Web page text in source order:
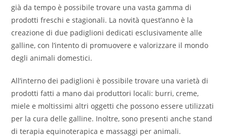
già da tempo è possibile trovare una vasta gamma di
prodotti freschi e stagionali. La novità quest’anno è la
creazione di due padiglioni dedicati esclusivamente alle
galline, con l’intento di promuovere e valorizzare il mondo
degli animali domestici.
All’interno dei padiglioni è possibile trovare una varietà di
prodotti fatti a mano dai produttori locali: burri, creme,
miele e moltissimi altri oggetti che possono essere utilizzati
per la cura delle galline. Inoltre, sono presenti anche stand
di terapia equinoterapica e massaggi per animali.